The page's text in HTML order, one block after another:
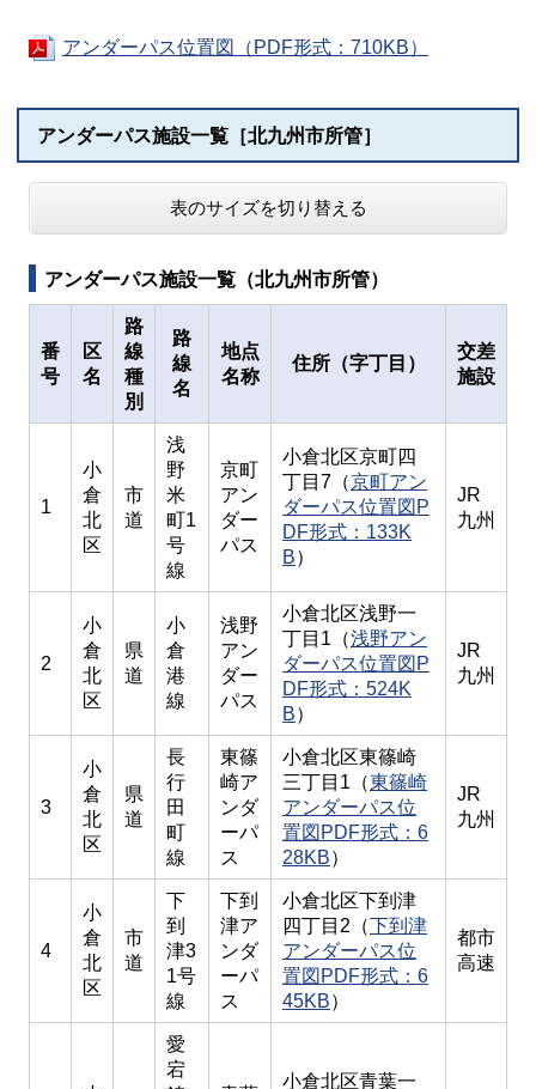
アンダーパス位置図（PDF形式：710KB）
アンダーパス施設一覧［北九州市所管］
表のサイズを切り替える
アンダーパス施設一覧（北九州市所管）
番
号
区
名
路
線
種
別
路
線
名
地点
名称
住所（字丁目）
交差
施設
1
小
倉
北
区
市
道
浅
野
米
町1
号
線
京町
アン
ダー
パス
小倉北区京町四
丁目7（京町アン
ダーパス位置図P
DF形式：133K
B）
JR
九州
2
小
倉
北
区
県
道
小
倉
港
線
浅野
アン
ダー
パス
小倉北区浅野一
丁目1（浅野アン
ダーパス位置図P
DF形式：524K
B）
JR
九州
3
小
倉
北
区
県
道
長
行
田
町
線
東篠
崎ア
ンダ
ーパ
ス
小倉北区東篠崎
三丁目1（東篠崎
アンダーパス位
置図PDF形式：6
28KB）
JR
九州
4
小
倉
北
区
市
道
下
到
津3
1号
線
下到
津ア
ンダ
ーパ
ス
小倉北区下到津
四丁目2（下到津
アンダーパス位
置図PDF形式：6
45KB）
都市
高速
愛
宕
小倉北区青葉一